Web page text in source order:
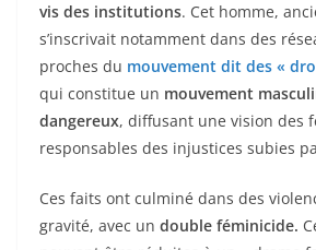
vis des institutions. Cet homme,
s’inscrivait notamment dans des
proches du mouvement dit des «
qui constitue un mouvement
dangereux, diffusant une vision des
responsables des injustices subies
Ces faits ont culminé dans des
gravité, avec un double féminicide.